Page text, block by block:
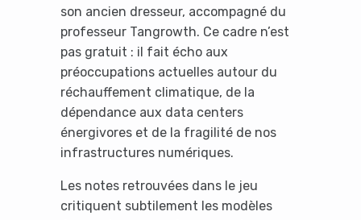
son ancien dresseur, accompagné du
professeur Tangrowth. Ce cadre n’est
pas gratuit : il fait écho aux
préoccupations actuelles autour du
réchauffement climatique, de la
dépendance aux data centers
énergivores et de la fragilité de nos
infrastructures numériques.
Les notes retrouvées dans le jeu
critiquent subtilement les modèles